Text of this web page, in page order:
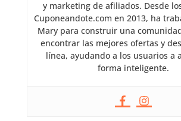
y marketing de afiliados. Desde
Cuponeandote.com en 2013, ha
Mary para construir una
encontrar las mejores ofertas y
línea, ayudando a los usuarios a
forma inteligente.